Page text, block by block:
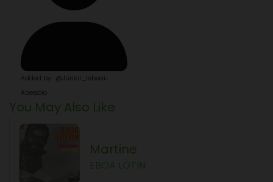
Added by : @Junior_lebeau
Abessolo
You May Also Like
Martine